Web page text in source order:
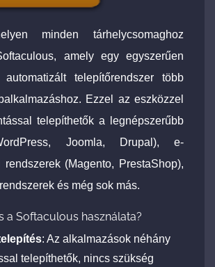
minden tárhelycsomaghoz
amely egy egyszerűen
automatizált telepítőrendszer több
Ezzel az eszközzel
telepíthetők a legnépszerűbb
Joomla, Drupal), e-
rendszerek (Magento, PrestaShop),
és még sok más.
a Softaculous használata?
: Az alkalmazások néhány
telepíthetők, nincs szükség